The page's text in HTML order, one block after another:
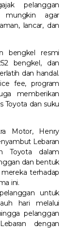
pelanggan
mungkin agar
lancar, dan
bengkel resmi
bengkel, dan
dan handal.
fee, program
memberikan
Toyota dan suku
Motor, Henry
Lebaran
Toyota dalam
dan bentuk
terhadap
ini.
untuk
hari melalui
pelanggan
dengan